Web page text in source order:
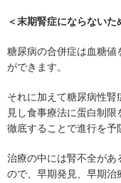
＜末期腎症にならないた
糖尿病の合併症は血糖値
ができます。
それに加えて糖尿病性
見し食事療法に蛋白制
徹底することで進行を予
治療の中には腎不全があ
ので、早期発見、早期治